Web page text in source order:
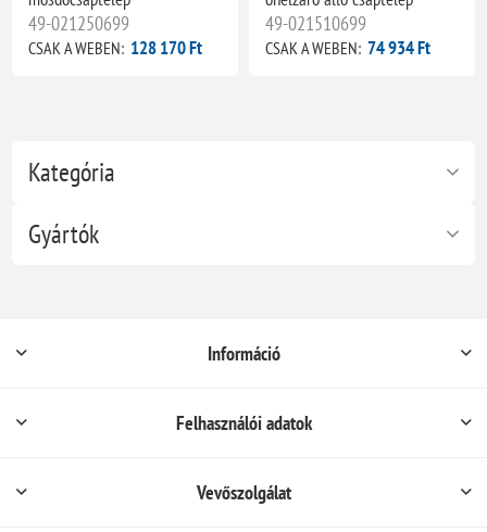
Kategória
Gyártók
49-021250699
CSAK A WEBEN: 128 170 Ft
49-021510699
CSAK A WEBEN: 74 934 Ft
Információ
Felhasználói adatok
Vevőszolgálat